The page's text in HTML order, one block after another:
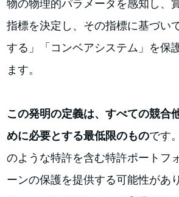
物の物理的パラメータを感知し、
指標を決定し、その指標に基づい
する」「コンベアシステム」を保
ます。
この発明の定義は、すべての競合
めに必要とする最低限のものです
のような特許を含む特許ポートフ
ーンの保護を提供する可能性があ